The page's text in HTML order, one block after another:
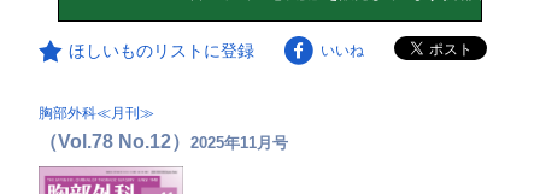
ほしいものリストに登録 いいね
胸部外科≪月刊≫
（Vol.78 No.12）2025年11月号